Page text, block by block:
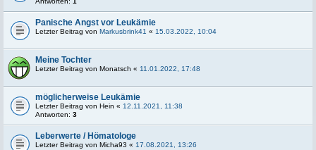
Panische Angst vor Leukämie
Letzter Beitrag von Markusbrink41 « 15.03.2022, 10:04
Meine Tochter
Letzter Beitrag von Monatsch « 11.01.2022, 17:48
möglicherweise Leukämie
Letzter Beitrag von Hein « 12.11.2021, 11:38
Antworten: 3
Leberwerte / Hömatologe
Letzter Beitrag von Micha93 « 17.08.2021, 13:26